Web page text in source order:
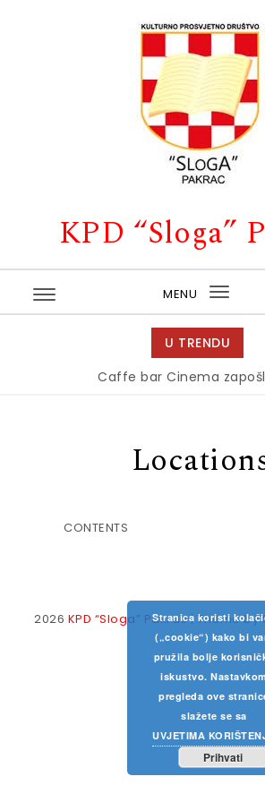
KPD “Sloga”
MENU
U TRENDU
Caffe bar Cinema
CONTENTS
2026 KPD “Sloga” Pakrac| Theme by
Stranica koristi
(„cookie“) kako bi
pružila bolje
iskustvo. Nastavkom
pregleda ove
slažete se sa
UVJETIMA
Prihvati